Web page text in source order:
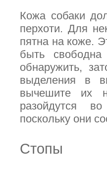
Кожа собаки
перхоти. Для
пятна на коже.
быть
обнаружить,
выделения в
вычешите их
разойдутся
поскольку они
Стопы